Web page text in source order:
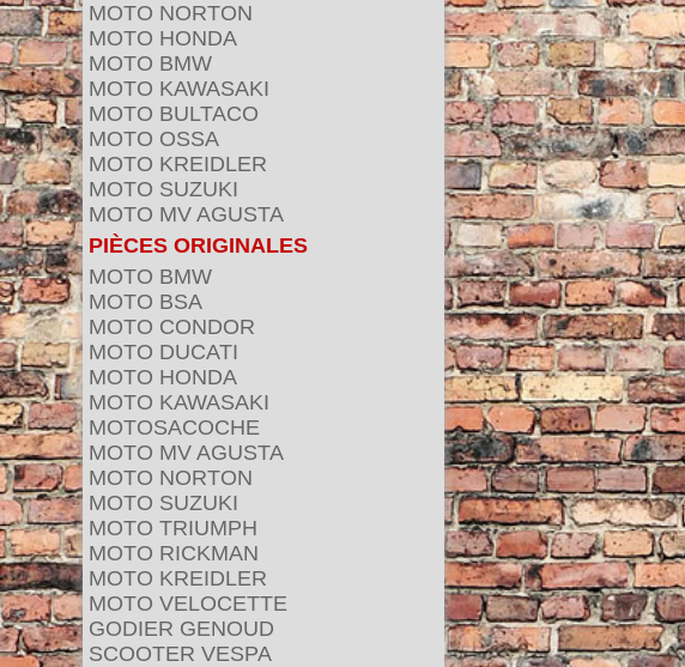
MOTO NORTON
MOTO HONDA
MOTO BMW
MOTO KAWASAKI
MOTO BULTACO
MOTO OSSA
MOTO KREIDLER
MOTO SUZUKI
MOTO MV AGUSTA
PIÈCES ORIGINALES
MOTO BMW
MOTO BSA
MOTO CONDOR
MOTO DUCATI
MOTO HONDA
MOTO KAWASAKI
MOTOSACOCHE
MOTO MV AGUSTA
MOTO NORTON
MOTO SUZUKI
MOTO TRIUMPH
MOTO RICKMAN
MOTO KREIDLER
MOTO VELOCETTE
GODIER GENOUD
SCOOTER VESPA